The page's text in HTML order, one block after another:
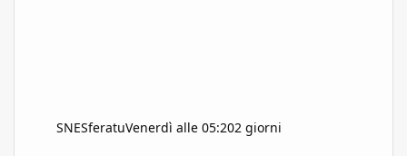
SNESferatuVenerdì alle 05:202 giorni